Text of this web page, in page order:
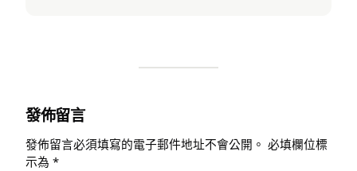
發佈留言
發佈留言必須填寫的電子郵件地址不會公開。 必填欄位標
示為 *